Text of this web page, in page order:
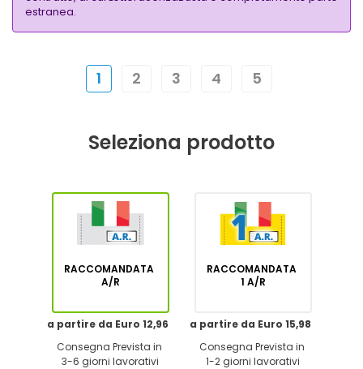
estranea.
1 2 3 4 5
Seleziona prodotto
RACCOMANDATA
A/R
a partire da Euro 12,96
Consegna Prevista in
3-6 giorni lavorativi
RACCOMANDATA
1 A/R
a partire da Euro 15,98
Consegna Prevista in
1-2 giorni lavorativi